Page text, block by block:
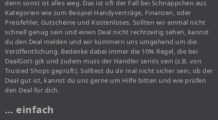
denn sonst ist alles weg. Das ist oft der Fall bei Schnäppchen aus
Kategorien wie zum Beispiel Handyverträge, Finanzen, oder
Preisfehler, Gutscheine und Kostenloses. Sollten wir einmal nicht
schnell genug sein und einen Deal nicht rechtzeitig sehen, kannst
du den Deal melden und wir kümmern uns umgehend um die
Veröffentlichung. Bedenke dabei immer die 10% Regel, die bei
DealGott gilt und zudem muss der Händler seriös sein (z.B. von
Trusted Shops geprüft). Solltest du dir mal nicht sicher sein, ob der
Deal gut ist, kannst du uns gerne um Hilfe bitten und wie prüfen
den Deal für dich.
… einfach